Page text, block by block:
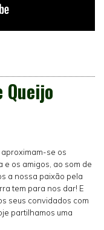
se os
e os amigos, ao som de
a nossa paixão pela
tem para nos dar! E
seus convidados com
partilhamos uma